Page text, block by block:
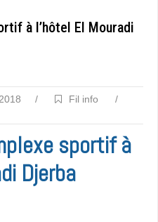
à l’hôtel El Mouradi
/ Fil info
/
sportif à
Djerba